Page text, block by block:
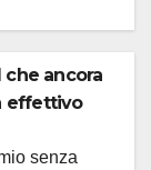
al
esempio
ad […]
ancora
effettivo
senza